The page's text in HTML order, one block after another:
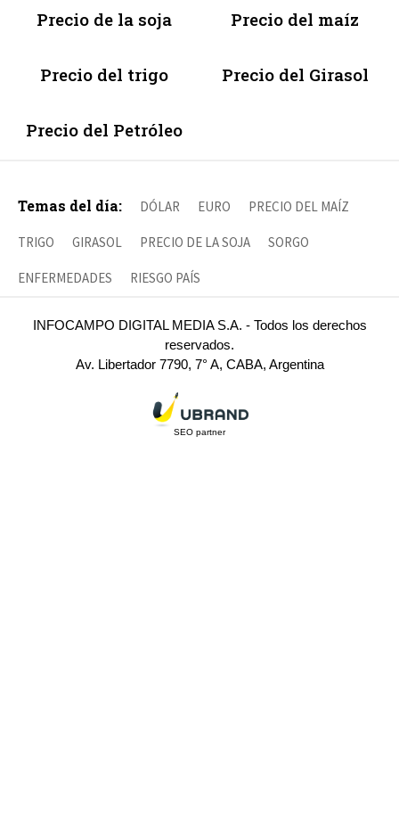
Precio de la soja Precio del maíz
Precio del trigo Precio del Girasol
Precio del Petróleo
Temas del día: DÓLAR EURO PRECIO DEL MAÍZ
TRIGO GIRASOL PRECIO DE LA SOJA SORGO
ENFERMEDADES RIESGO PAÍS
INFOCAMPO DIGITAL MEDIA S.A. - Todos los derechos
reservados.
Av. Libertador 7790, 7° A, CABA, Argentina
SEO partner